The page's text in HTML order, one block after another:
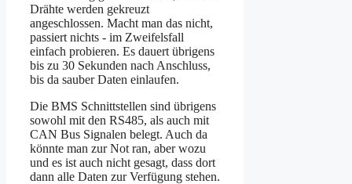
Drähte werden gekreuzt
angeschlossen. Macht man das nicht,
passiert nichts - im Zweifelsfall
einfach probieren. Es dauert übrigens
bis zu 30 Sekunden nach Anschluss,
bis da sauber Daten einlaufen.
Die BMS Schnittstellen sind übrigens
sowohl mit den RS485, als auch mit
CAN Bus Signalen belegt. Auch da
könnte man zur Not ran, aber wozu
und es ist auch nicht gesagt, dass dort
dann alle Daten zur Verfügung stehen.